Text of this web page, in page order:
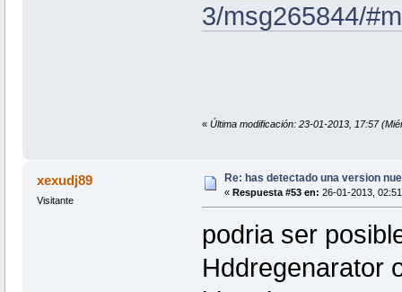
3/msg265844/
« Última modificación: 23-01-2013, 17:57
xexudj89
Visitante
Re: has detectado una version
« Respuesta #53 en: 26-01-2013,
podria ser
Hddregenarator